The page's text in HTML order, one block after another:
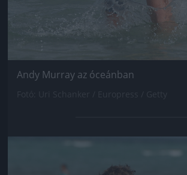
Andy Murray az óceánban
Jön még kép!